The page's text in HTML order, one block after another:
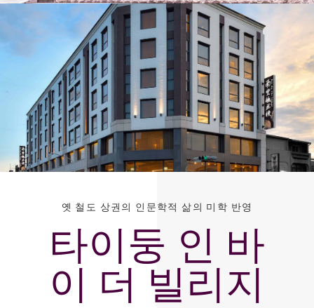
옛 철도 상권의 인문학적 삶의 미학 반영
타이둥 인 바
이 더 빌리지